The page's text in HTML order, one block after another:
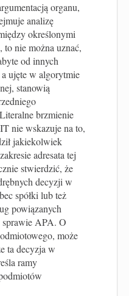
organu,
analizę
określonymi
nie można uznać,
od innych
ujęte w algorytmie
stanowią
brzmienie
nie wskazuje na to,
jakiekolwiek
adresata tej
stwierdzić, że
decyzji w
spółki lub też
powiązanych
APA. O
może
ta decyzja w
ramy